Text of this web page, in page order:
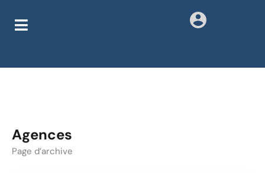
Agences
Page d’archive